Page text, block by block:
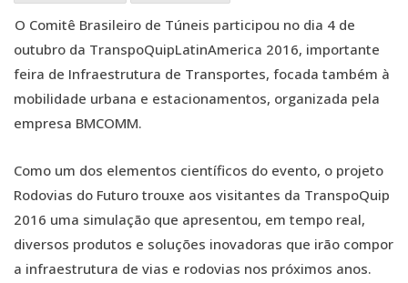
O Comitê Brasileiro de Túneis participou no dia 4 de
outubro da TranspoQuipLatinAmerica 2016, importante
feira de Infraestrutura de Transportes, focada também à
mobilidade urbana e estacionamentos, organizada pela
empresa BMCOMM.
Como um dos elementos científicos do evento, o projeto
Rodovias do Futuro trouxe aos visitantes da TranspoQuip
2016 uma simulação que apresentou, em tempo real,
diversos produtos e soluções inovadoras que irão compor
a infraestrutura de vias e rodovias nos próximos anos.